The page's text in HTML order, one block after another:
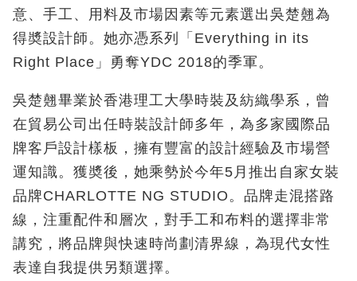
意、手工、用料及市場因素等元素選出吳楚翹為
得奬設計師。她亦憑系列「Everything in its
Right Place」勇奪YDC 2018的季軍。
吳楚翹畢業於香港理工大學時裝及紡織學系，曾
在貿易公司出任時裝設計師多年，為多家國際品
牌客戶設計樣板，擁有豐富的設計經驗及市場營
運知識。獲奬後，她乘勢於今年5月推出自家女裝
品牌CHARLOTTE NG STUDIO。品牌走混搭路
線，注重配件和層次，對手工和布料的選擇非常
講究，將品牌與快速時尚劃清界線，為現代女性
表達自我提供另類選擇。